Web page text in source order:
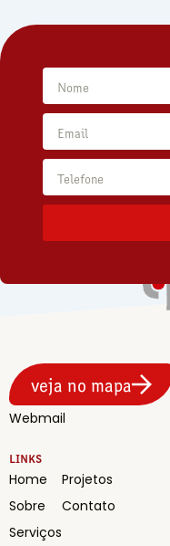
Nome
Email
Telefone
veja no mapa
Webmail
LINKS
Home
Sobre
Serviços
Projetos
Contato